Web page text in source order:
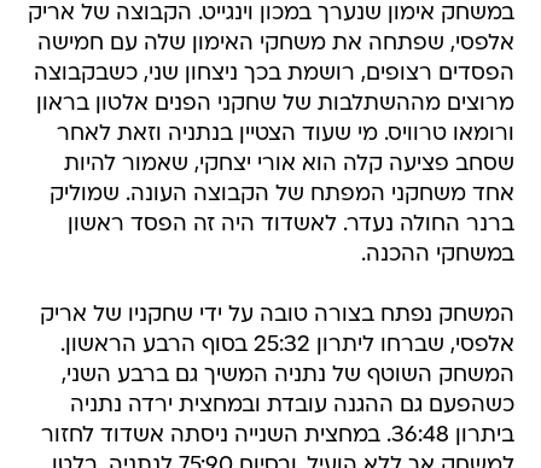
במשחק אימון שנערך במכון וינגייט. הקבוצה של אריק
אלפסי, שפתחה את משחקי האימון שלה עם חמישה
הפסדים רצופים, רושמת בכך ניצחון שני, כשבקבוצה
מרוצים מההשתלבות של שחקני הפנים אלטון בראון
ורומאו טרוויס. מי שעוד הצטיין בנתניה וזאת לאחר
שסחב פציעה קלה הוא אורי יצחקי, שאמור להיות
אחד משחקני המפתח של הקבוצה העונה. שמוליק
ברנר החולה נעדר. לאשדוד היה זה הפסד ראשון
במשחקי ההכנה.
המשחק נפתח בצורה טובה על ידי שחקניו של אריק
אלפסי, שברחו ליתרון 25:32 בסוף הרבע הראשון.
המשחק השוטף של נתניה המשיך גם ברבע השני,
כשהפעם גם ההגנה עובדת ובמחצית ירדה נתניה
ביתרון 36:48. במחצית השנייה ניסתה אשדוד לחזור